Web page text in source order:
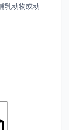
乳动物或动